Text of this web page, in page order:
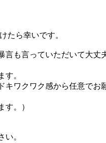
たら幸いです。
も言っていただいて大丈
。
ワクワク感から任意でお
す。）
。